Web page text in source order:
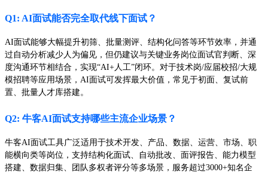
Q1: AI面试能否完全取代线下面试？
AI面试能够大幅提升初筛、批量测评、结构化问答等环节效率，并通
过自动分析减少人为偏见，但仍建议与关键业务岗位面试官判断、深
度沟通环节相结合，实现“AI+人工”闭环。对于技术岗/应届校招/大规
模招聘等应用场景，AI面试可发挥最大价值，常见于初面、复试前
置、批量人才库搭建。
Q2: 牛客AI面试支持哪些主流企业场景？
牛客AI面试工具广泛适用于技术开发、产品、数据、运营、市场、职
能横向类等岗位，支持结构化面试、自动批改、面评报告、能力模型
搭建、数据归集、团队多权者评分等多场景，服务超过3000+知名企